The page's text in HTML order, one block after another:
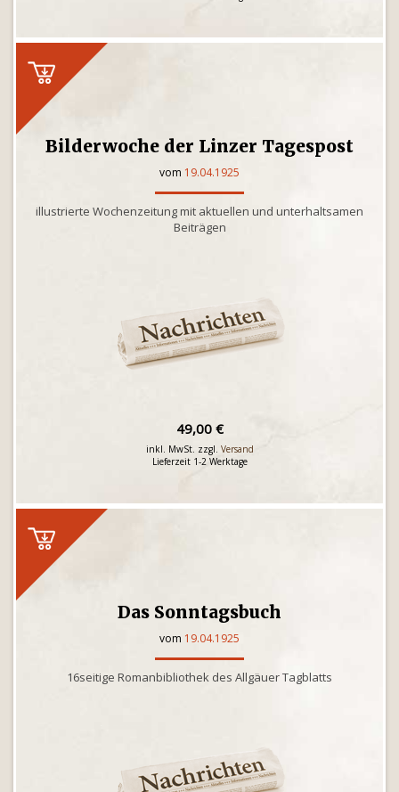
Bilderwoche der Linzer Tagespost
vom 19.04.1925
illustrierte Wochenzeitung mit aktuellen und unterhaltsamen
Beiträgen
49,00 €
inkl. MwSt. zzgl. Versand
Lieferzeit 1-2 Werktage
Das Sonntagsbuch
vom 19.04.1925
16seitige Romanbibliothek des Allgäuer Tagblatts